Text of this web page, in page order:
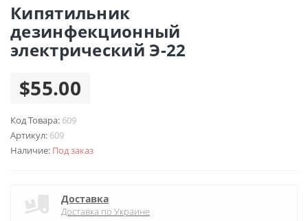
Кипятильник
дезинфекционный
электрический Э-22
$55.00
Код Товара: 609
Артикул: 609
Наличие: Под заказ
Доставка
Доставка по Украине